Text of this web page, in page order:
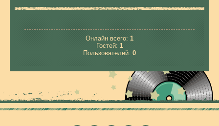
Онлайн всего: 1
Гостей: 1
Пользователей: 0